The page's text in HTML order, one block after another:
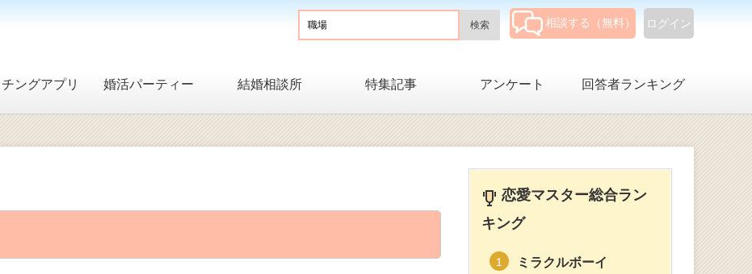
ログイン
相談する（無料）
ングアプリ 婚活パーティー 結婚相談所 特集記事 アンケート 回答者ランキング
恋愛マスター総合ラン
キング
1 ミラクルボーイ